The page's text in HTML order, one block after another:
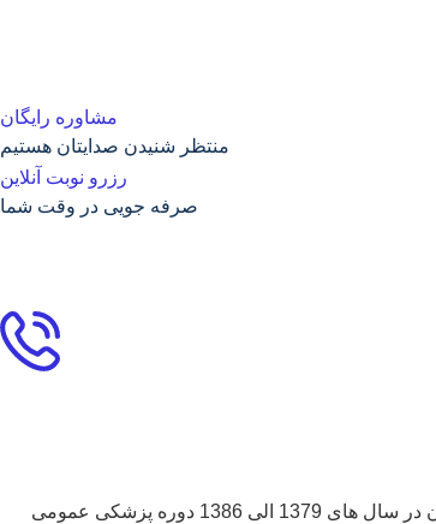
مشاوره رایگان
منتظر شنیدن صدایتان هستیم
رزرو نوبت آنلاین
صرفه جویی در وقت شما
دکتر مصطفی علوی متولد سال 1361 ، فوق تخصص جراحی شانه با بیش از 15 سال تجربه در زمینه جراحی دست ، شانه و آرنج و … فعالیت میکنند. ایشان در سال های 1379 الی 1386 دوره پزشکی عمومی